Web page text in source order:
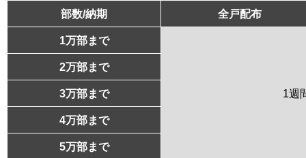
部数/納期 全戸配布
1万部まで
1週
2万部まで
3万部まで
4万部まで
5万部まで